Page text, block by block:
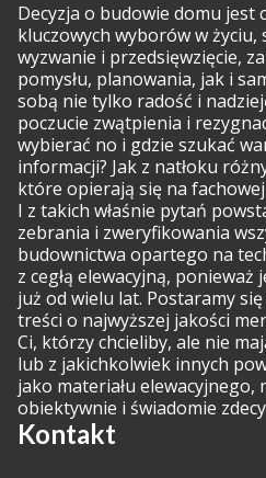
Kontakt
Decyzja o budowie domu jest
kluczowych wyborów w życiu,
wyzwanie i przedsięwzięcie,
pomysłu, planowania, jak i
sobą nie tylko radość i
poczucie zwątpienia i
wybierać no i gdzie szukać
informacji? Jak z natłoku
które opierają się na
I z takich właśnie pytań
zebrania i zweryfikowania
budownictwa opartego na
z cegłą elewacyjną,
już od wielu lat. Postaramy
treści o najwyższej jakości
Ci, którzy chcieliby, ale nie
lub z jakichkolwiek innych
jako materiału
obiektywnie i świadomie